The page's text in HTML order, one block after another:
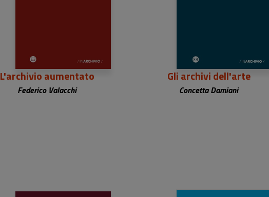
L'archivio aumentato
Federico Valacchi
Gli archivi dell'arte
Concetta Damiani